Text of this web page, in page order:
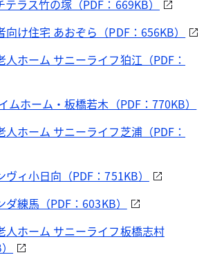
ラス竹の塚（PDF：669KB）
け住宅 あおぞら（PDF：656KB）
人ホーム サニーライフ狛江（PDF：
ムホーム・板橋若木（PDF：770KB）
人ホーム サニーライフ芝浦（PDF：
ィ小日向（PDF：751KB）
練馬（PDF：603KB）
人ホーム サニーライフ板橋志村